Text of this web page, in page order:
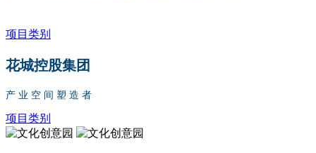
项目类别
花城控股集团
产 业 空 间 塑 造 者
项目类别